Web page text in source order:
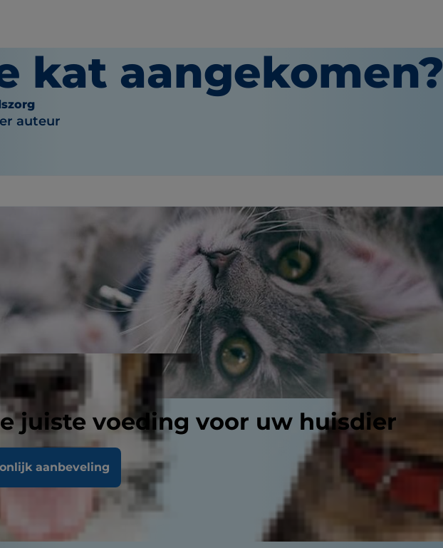
juiste voeding voor uw huisdier
aanbeveling
kat aangekomen?
auteur